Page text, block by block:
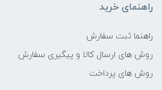
راهنمای خرید
راهنما ثبت سفارش
روش های ارسال کالا و پیگیری سفارش
روش های پرداخت